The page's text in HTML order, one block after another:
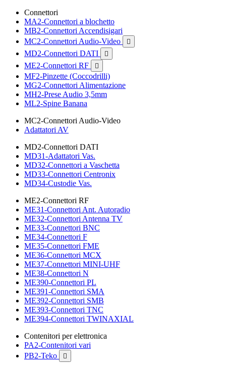
Connettori
MA2-Connettori a blochetto
MB2-Connettori Accendisigari
MC2-Connettori Audio-Video

MD2-Connettori DATI 
ME2-Connettori RF 
MF2-Pinzette (Coccodrilli)
MG2-Connettori Alimentazione
MH2-Prese Audio 3,5mm
ML2-Spine Banana
MC2-Connettori Audio-Video
Adattatori AV
MD2-Connettori DATI
MD31-Adattatori Vas.
MD32-Connettori a Vaschetta
MD33-Connettori Centronix
MD34-Custodie Vas.
ME2-Connettori RF
ME31-Connettori Ant. Autoradio
ME32-Connettori Antenna TV
ME33-Connettori BNC
ME34-Connettori F
ME35-Connettori FME
ME36-Connettori MCX
ME37-Connettori MINI-UHF
ME38-Connettori N
ME390-Connettori PL
ME391-Connettori SMA
ME392-Connettori SMB
ME393-Connettori TNC
ME394-Connettori TWINAXIAL
Contenitori per elettronica
PA2-Contenitori vari
PB2-Teko
